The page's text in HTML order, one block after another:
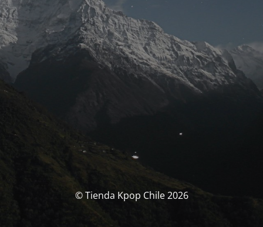
© Tienda Kpop Chile 2026